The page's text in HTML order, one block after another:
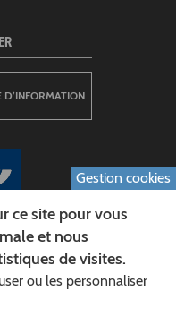
DE L'AISNE
D’INFORMATION
Gestion cookies
ce site pour vous
et nous
de visites.
ou les personnaliser